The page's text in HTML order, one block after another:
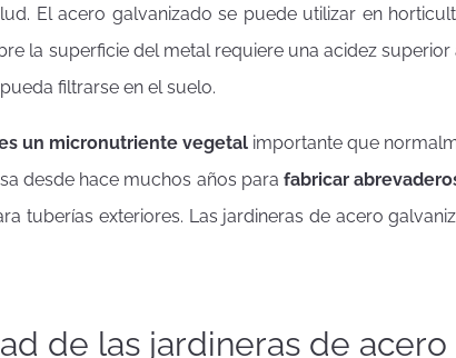
El acero galvanizado se puede utilizar en
la superficie del metal requiere una acidez
filtrarse en el suelo.
un micronutriente vegetal importante que
desde hace muchos años para fabricar
tuberías exteriores. Las jardineras de acero
de las jardineras de